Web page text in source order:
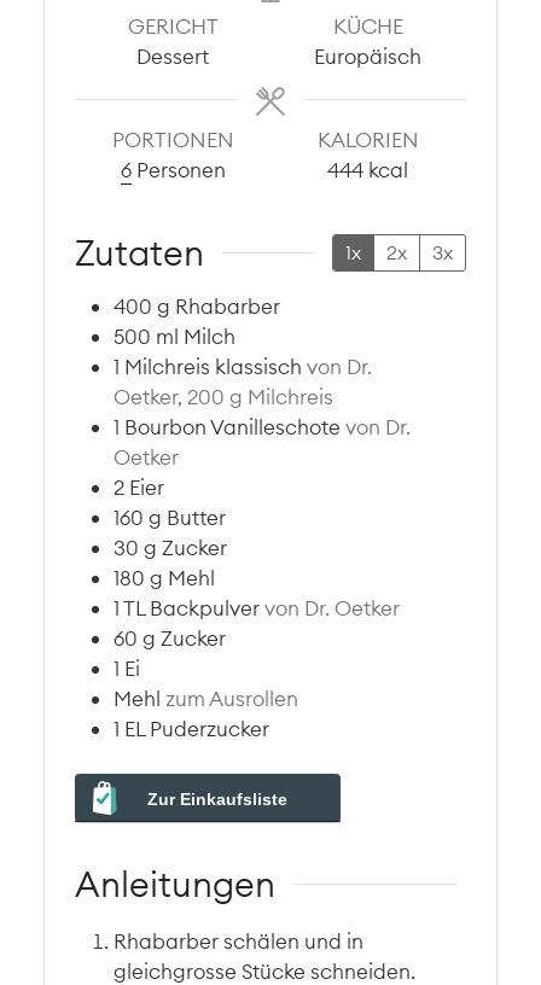
GERICHT
Dessert
KÜCHE
Europäisch
PORTIONEN
6 Personen
KALORIEN
444 kcal
Zutaten 1x 2x 3x
400 g Rhabarber
500 ml Milch
1 Milchreis klassisch von Dr.
Oetker, 200 g Milchreis
1 Bourbon Vanilleschote von Dr.
Oetker
2 Eier
160 g Butter
30 g Zucker
180 g Mehl
1TL Backpulvervon Dr. Oetker
60 g Zucker
1 Ei
Mehl zum Ausrollen
1 EL Puderzucker
Zur Einkaufsliste
Anleitungen
Rhabarber schälen und in
gleichgrosse Stücke schneiden.